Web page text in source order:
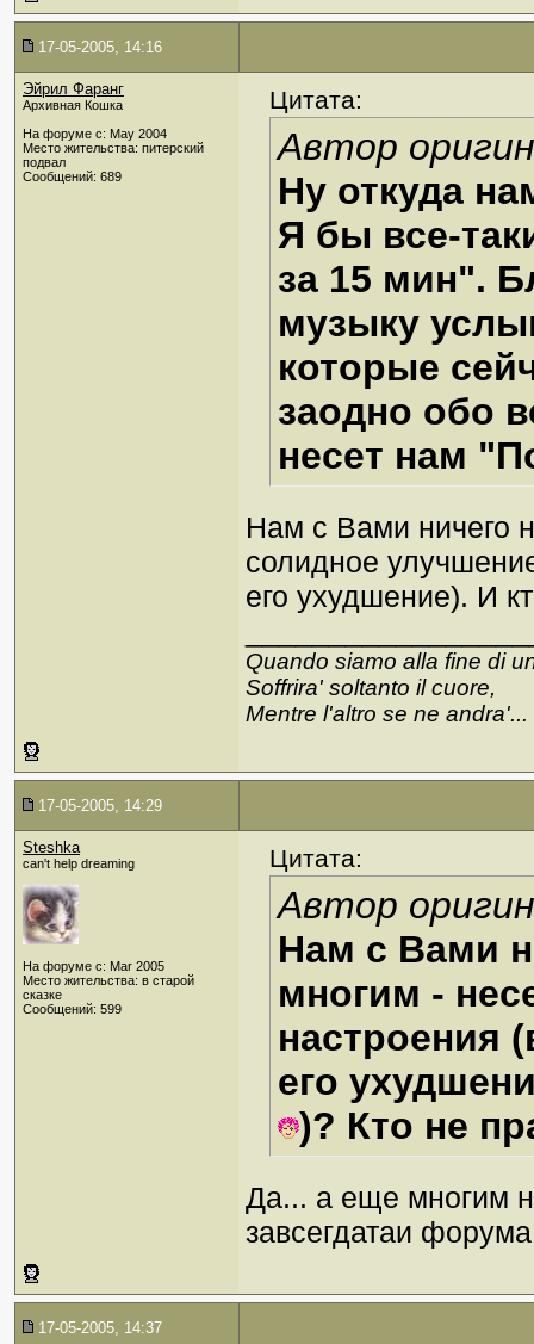
17-05-2005, 14:16
Эйрил Фаранг
Архивная Кошка
На форуме с: May 2004
Место жительства: питерский
подвал
Сообщений: 689
Цитата:
Автор
Ну откуда
Я бы все-
за 15 мин".
музыку
которые
заодно обо
несет нам
Нам с Вами ничего
солидное
его ухудшение). И
Quando siamo alla fine di
Soffrira' soltanto il cuore,
Mentre l'altro se ne andra'...
17-05-2005, 14:29
Steshka
can't help dreaming
На форуме с: Mar 2005
Место жительства: в старой
сказке
Сообщений: 599
Цитата:
Автор
Нам с Вами
многим -
настроения
его
)? Кто не
Да... а еще многим
завсегдатаи
17-05-2005, 14:37